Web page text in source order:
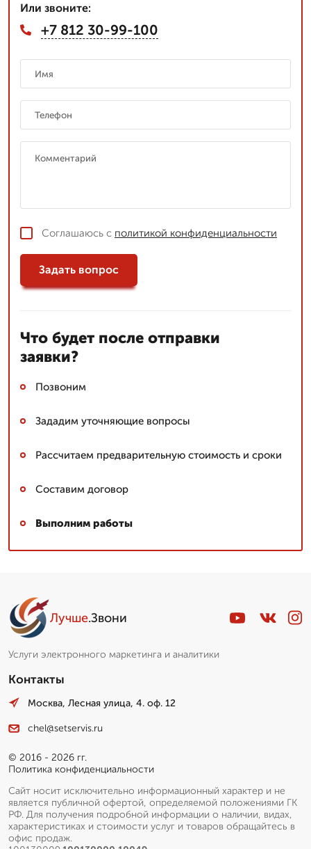
Или звоните:
+7 812 30-99-100
Соглашаюсь с политикой конфиденциальности
Задать вопрос
Что будет после отправки
заявки?
Позвоним
Зададим уточняющие вопросы
Рассчитаем предварительную стоимость и сроки
Составим договор
Выполним работы
Лучше.Звони
Услуги электронного маркетинга и аналитики
Контакты
Москва, Лесная улица, 4. оф. 12
chel@setservis.ru
© 2016 - 2026 гг.
Политика конфиденциальности
Сайт носит исключительно информационный характер и не
является публичной офертой, определяемой положениями ГК
РФ. Для получения подробной информации о наличии, видах,
характеристиках и стоимости услуг и товаров обращайтесь в
офис продаж.